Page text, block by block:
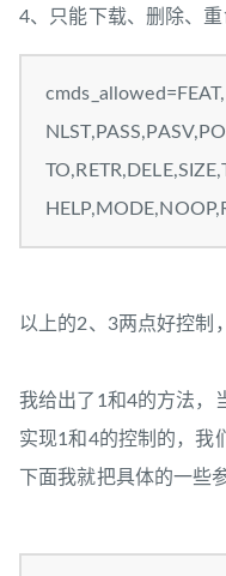
4、只能下载、删除、重
以上的2、3两点好控制
我给出了1和4的方法，
实现1和4的控制的，我
下面我就把具体的一些